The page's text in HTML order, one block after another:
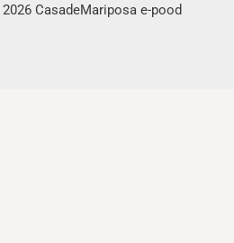
CasadeMariposa e-pood